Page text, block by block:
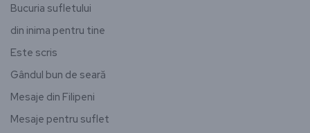
Bucuria sufletului
din inima pentru tine
Este scris
Gândul bun de seară
Mesaje din Filipeni
Mesaje pentru suflet